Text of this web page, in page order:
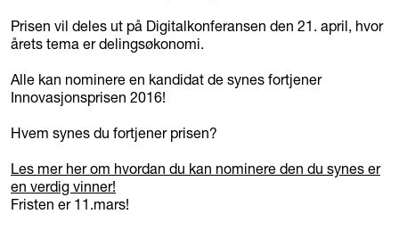
Prisen vil deles ut på Digitalkonferansen den 21. april, hvor
årets tema er delingsøkonomi.
Alle kan nominere en kandidat de synes fortjener
Innovasjonsprisen 2016!
Hvem synes du fortjener prisen?
Les mer her om hvordan du kan nominere den du synes er
en verdig vinner!
Fristen er 11.mars!